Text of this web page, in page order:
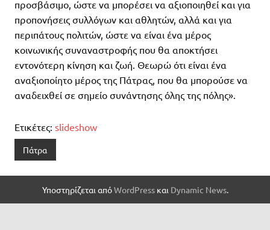
προσβάσιμο, ώστε να μπορέσει να αξιοποιηθεί και για
προπονήσεις συλλόγων και αθλητών, αλλά και για
περιπάτους πολιτών, ώστε να είναι ένα μέρος
κοινωνικής συναναστροφής που θα αποκτήσει
εντονότερη κίνηση και ζωή. Θεωρώ ότι είναι ένα
αναξιοποίητο μέρος της Πάτρας, που θα μπορούσε να
αναδειχθεί σε σημείο συνάντησης όλης της πόλης».
Ετικέτες: slideshow
Πάτρα
Υποστηρίζεται απόWordPressκαι Dynamic News.